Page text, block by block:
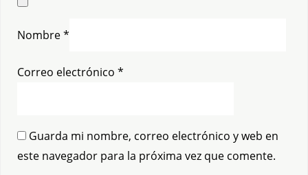
Nombre*
Correo electrónico *
Guarda mi nombre, correo electrónico y web en
este navegador para la próxima vez que comente.